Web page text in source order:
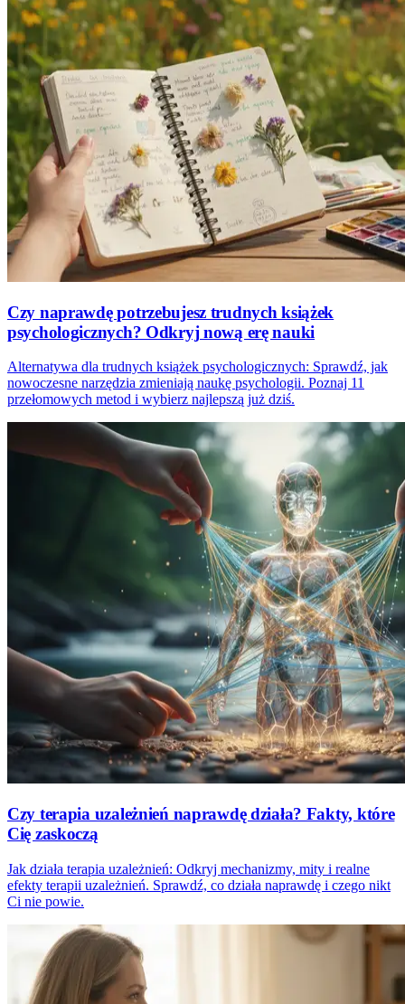
Czy naprawdę potrzebujesz trudnych książek
psychologicznych? Odkryj nową erę nauki
Alternatywa dla trudnych książek psychologicznych: Sprawdź, jak
nowoczesne narzędzia zmieniają naukę psychologii. Poznaj 11
przełomowych metod i wybierz najlepszą już dziś.
Czy terapia uzależnień naprawdę działa? Fakty, które
Cię zaskoczą
Jak działa terapia uzależnień: Odkryj mechanizmy, mity i realne
efekty terapii uzależnień. Sprawdź, co działa naprawdę i czego nikt
Ci nie powie.